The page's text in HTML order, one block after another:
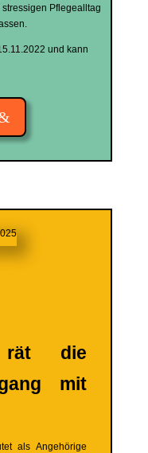
Pflegealltag
und kann
rät die
mit
als Angehörige